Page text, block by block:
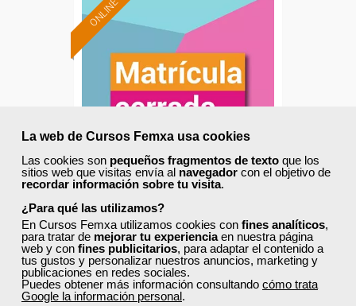
La web de Cursos Femxa usa cookies
Las cookies son pequeños fragmentos de texto que los
sitios web que visitas envía al navegador con el objetivo de
recordar información sobre tu visita.
¿Para qué las utilizamos?
En Cursos Femxa utilizamos cookies con fines analíticos,
para tratar de mejorar tu experienciaen nuestra página
web y con fines publicitarios, para adaptar el contenido a
tus gustos y personalizar nuestros anuncios, marketing y
publicaciones en redes sociales.
Puedes obtener más información consultando cómo trata
Google la información personal.
ONLINE
Cursos Femxa
Estrategias de servicios:
calidad y orientación al
cliente
Curso Gratuito